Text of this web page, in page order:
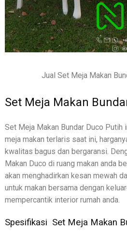
Jual Set Meja Makan
Set Meja Makan
Set Meja Makan Bundar Duco Putih
meja makan terlaris saat ini,
kwalitas bagus dan bergaransi.
Makan Duco di ruang makan anda
akan menghadirkan kesan mewah
untuk makan bersama dengan
mempercantik interior rumah anda.
Spesifikasi Set Meja Makan